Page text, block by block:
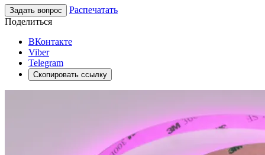
Задать вопрос
Распечатать
Поделиться
ВКонтакте
Viber
Telegram
Скопировать ссылку